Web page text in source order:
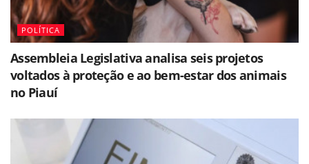
POLÍTICA
Assembleia Legislativa analisa seis projetos
voltados à proteção e ao bem-estar dos animais
no Piauí